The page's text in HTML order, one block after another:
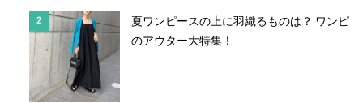
夏ワンピースの上に羽織るものは？ ワンピ
のアウター大特集！